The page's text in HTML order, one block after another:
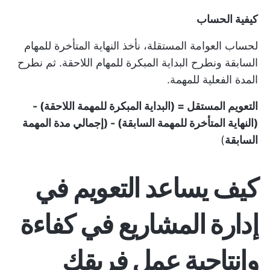
كيفية الحساب
لحساب العوامة المستقلة، نأخذ النهاية المتأخرة للمهام
السابقة ونطرح البداية المبكرة للمهام اللاحقة. ثم نطرح
المدة الفعلية للمهمة.
التعويم المستقل = (البداية المبكرة للمهمة اللاحقة) -
(النهاية المتأخرة للمهمة السابقة) - (إجمالي مدة المهمة
السابقة)
كيف يساعد التعويم في
إدارة المشاريع في كفاءة
وإنتاجية عمل فريقك